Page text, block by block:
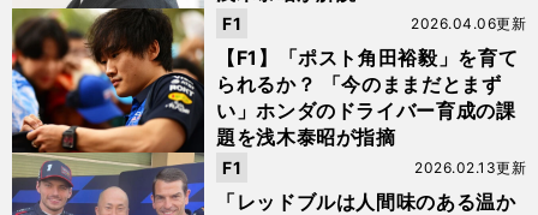
【F1】「ポスト角田裕毅」を育て
られるか？ 「今のままだとまず
い」ホンダのドライバー育成の課
題を浅木泰昭が指摘
2026.04.06更新
F1
「レッドブルは人間味のある温か
2026.02.13更新
F1